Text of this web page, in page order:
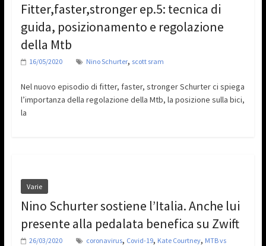
Fitter,faster,stronger ep.5: tecnica di
guida, posizionamento e regolazione
della Mtb
16/05/2020 Nino Schurter, scott sram
Nel nuovo episodio di fitter, faster, stronger Schurter ci spiega
l’importanza della regolazione della Mtb, la posizione sulla bici,
la
Varie
Nino Schurter sostiene l’Italia. Anche lui
presente alla pedalata benefica su Zwift
26/03/2020 coronavirus, Covid-19, Kate Courtney, MTB vs